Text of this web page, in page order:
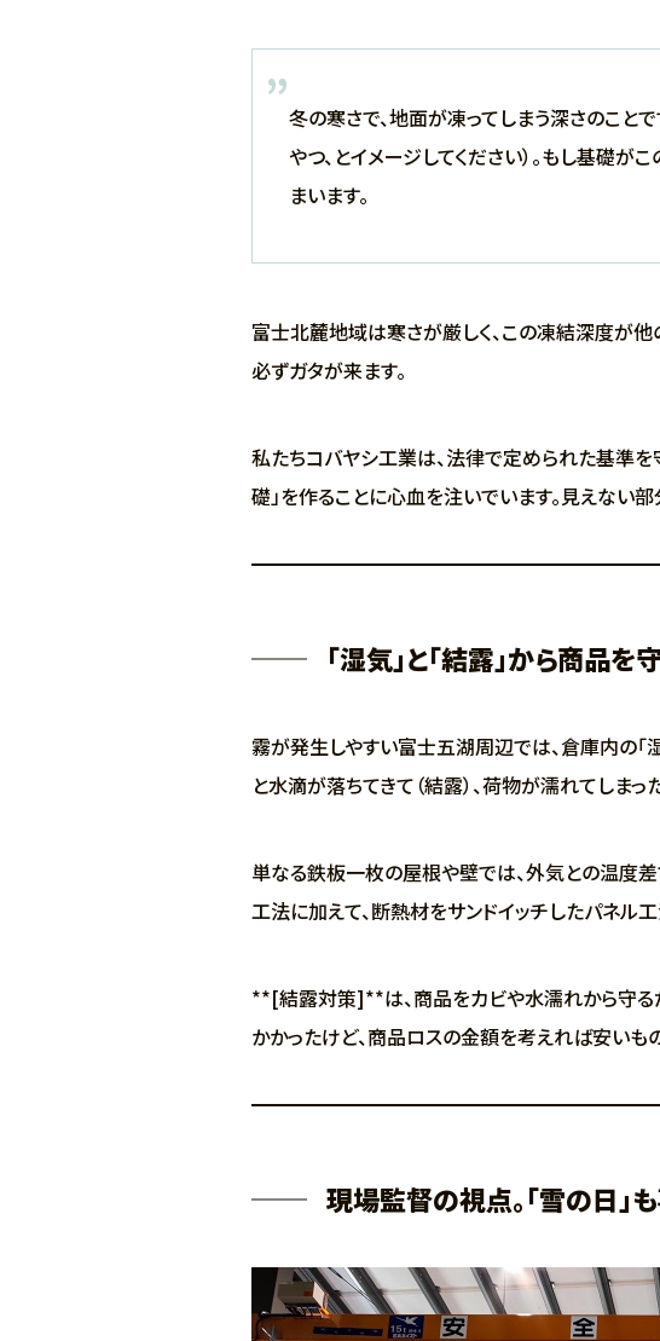
冬の寒さで、地面が凍ってしまう深さのこと
やつ、とイメージしてください）。もし基礎
まいます。
富士北麓地域は寒さが厳しく、この凍結深度が他
必ずガタが来ます。
私たちコバヤシ工業は、法律で定められた基準
礎」を作ることに心血を注いでいます。見えない
「湿気」と「結露」から商品を
霧が発生しやすい富士五湖周辺では、倉庫内の「
と水滴が落ちてきて（結露）、荷物が濡れてしまっ
単なる鉄板一枚の屋根や壁では、外気との温度差
工法に加えて、断熱材をサンドイッチしたパネル
**[結露対策]**は、商品をカビや水濡れから守る
かかったけど、商品ロスの金額を考えれば安いも
現場監督の視点。「雪の日